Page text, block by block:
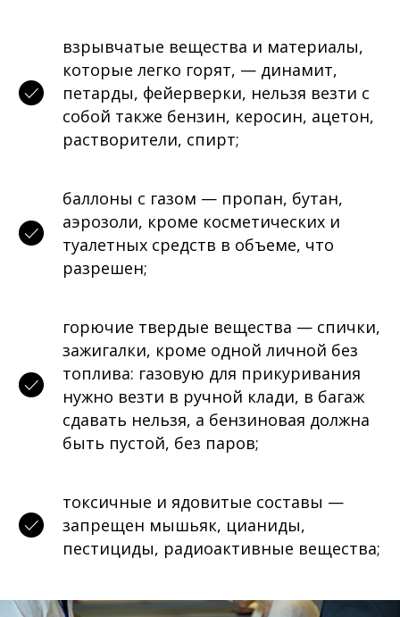
взрывчатые вещества и материалы,
которые легко горят, — динамит,
петарды, фейерверки, нельзя везти с
собой также бензин, керосин, ацетон,
растворители, спирт;
баллоны с газом — пропан, бутан,
аэрозоли, кроме косметических и
туалетных средств в объеме, что
разрешен;
горючие твердые вещества — спички,
зажигалки, кроме одной личной без
топлива: газовую для прикуривания
нужно везти в ручной клади, в багаж
сдавать нельзя, а бензиновая должна
быть пустой, без паров;
токсичные и ядовитые составы —
запрещен мышьяк, цианиды,
пестициды, радиоактивные вещества;